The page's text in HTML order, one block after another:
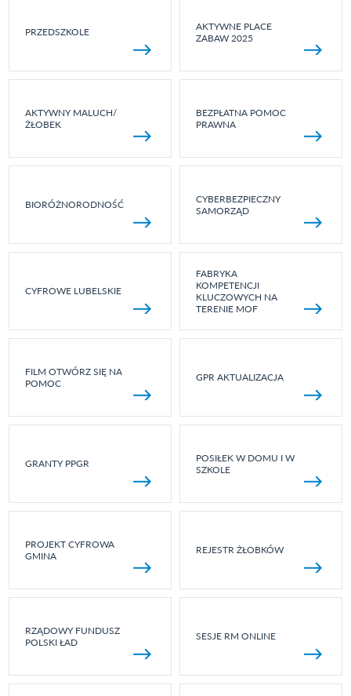
PRZEDSZKOLE
AKTYWNE PLACE
ZABAW 2025
AKTYWNY MALUCH/
ŻŁOBEK
BEZPŁATNA POMOC
PRAWNA
BIORÓŻNORODNOŚĆ
CYBERBEZPIECZNY
SAMORZĄD
CYFROWE LUBELSKIE
FABRYKA
KOMPETENCJI
KLUCZOWYCH NA
TERENIE MOF
FILM OTWÓRZ SIĘ NA
POMOC
GPR AKTUALIZACJA
GRANTY PPGR
POSIŁEK W DOMU I W
SZKOLE
PROJEKT CYFROWA
GMINA
REJESTR ŻŁOBKÓW
RZĄDOWY FUNDUSZ
POLSKI ŁAD
SESJE RM ONLINE